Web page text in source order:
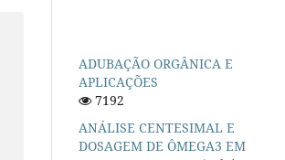
ADUBAÇÃO ORGÂNICA E
APLICAÇÕES
7192
ANÁLISE CENTESIMAL E
DOSAGEM DE ÔMEGA3 EM